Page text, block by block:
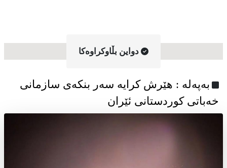
دواین بڵاوکراوه‌کا
به‌په‌له‌ : هێرش کرایە سەر بنکەی سازمانی
خەباتی کوردستانی ئێران